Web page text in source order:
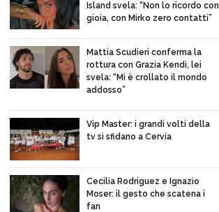
Island svela: “Non lo ricordo con
gioia, con Mirko zero contatti”
Mattia Scudieri conferma la
rottura con Grazia Kendi, lei
svela: “Mi è crollato il mondo
addosso”
Vip Master: i grandi volti della
tv si sfidano a Cervia
Cecilia Rodriguez e Ignazio
Moser: il gesto che scatena i
fan